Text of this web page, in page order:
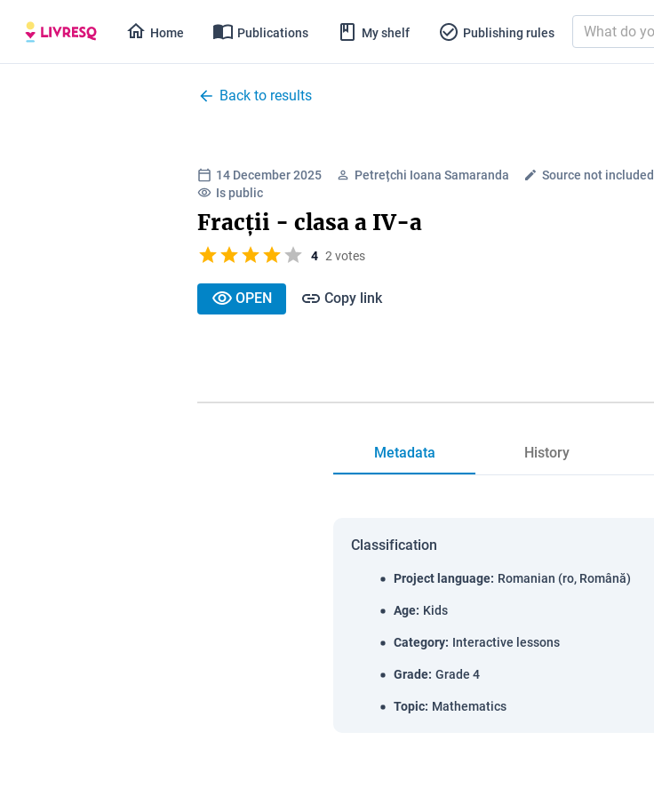
Home Publications My shelf Publishing rules
Back to results
14 December 2025 Petrețchi Ioana Samaranda
Source not included
Is public
Fracții - clasa a IV-a
4 2 votes
OPEN Copy link
Metadata History
Classification
Project language: Romanian (ro, Română)
Age: Kids
Category: Interactive lessons
Grade: Grade 4
Topic: Mathematics